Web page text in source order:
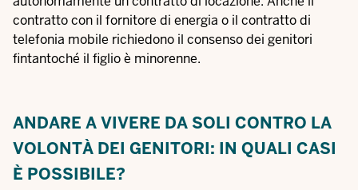
contratto con il fornitore di energia o il contratto di
telefonia mobile richiedono il consenso dei genitori
fintantoché il figlio è minorenne.
ANDARE A VIVERE DA SOLI CONTRO LA
VOLONTÀ DEI GENITORI: IN QUALI CASI
È POSSIBILE?